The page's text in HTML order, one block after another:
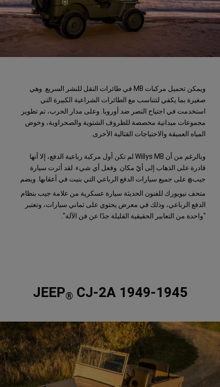
ويمكن تحميل مركبات MB في طائرات النقل للنشر السريع. وهي
صغيرة بما يكفي لتتناسب مع الطائرات الشراعية الكبيرة التي
استخدمت في اجتياح النصر ضد أوروبا. وعلى مدار الحرب، تم تطوير
مجموعات ميدانية مخصصة للظروف الشتوية والصحراوية، وخوض
المياه العميقة والاحتياجات القتالية الأخرى.
وبالرغم من أن Willys MB لم تكن أول مركبة رباعية الدفع، إلا أنها
قادرة على الذهاب إلى أيّ مكان. وفعل أي شيء. لقد أثرت سيارة
جيب® على جميع سيارات الدفع الرباعي التي بنيت في أعقابها. ويضم
متحف نيويورك للفنون الحديثة سيارة عسكرية من علامة جيب بنظام
الدفع الرباعي، وذلك في معرض يحتوي على ثماني سيارات، وتعتبر
"واحدة من التعابير الحقيقية القليلة جدًا عن فن الآلة".
JEEP® CJ-2A 1949-1945